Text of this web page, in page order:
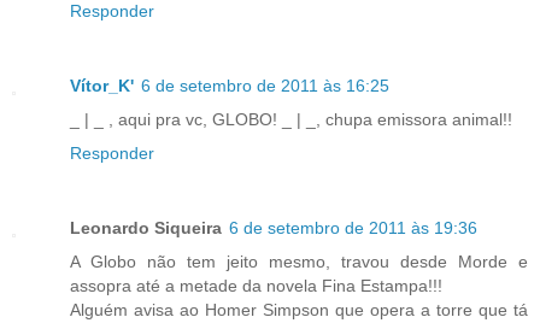
Responder
Vítor_K' 6 de setembro de 2011 às 16:25
_ | _ , aqui pra vc, GLOBO! _ | _, chupa emissora animal!!
Responder
Leonardo Siqueira 6 de setembro de 2011 às 19:36
A Globo não tem jeito mesmo, travou desde Morde e
assopra até a metade da novela Fina Estampa!!!
Alguém avisa ao Homer Simpson que opera a torre que tá